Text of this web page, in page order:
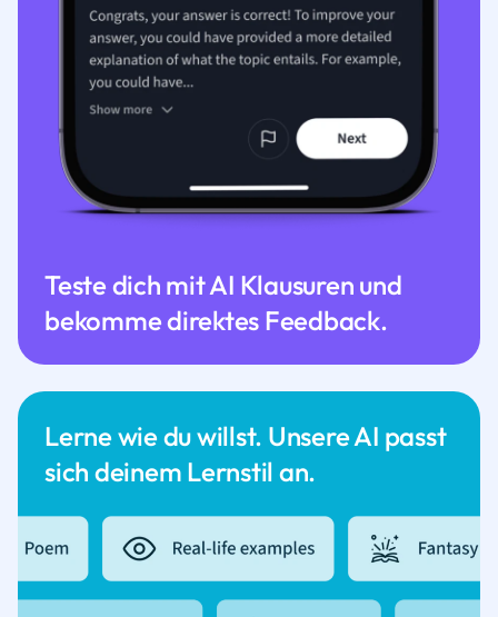
Lerne wie du willst. Unsere AI passt
sich deinem Lernstil an.
Teste dich mit AI Klausuren und
bekomme direktes Feedback.